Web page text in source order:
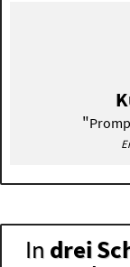
"
In drei